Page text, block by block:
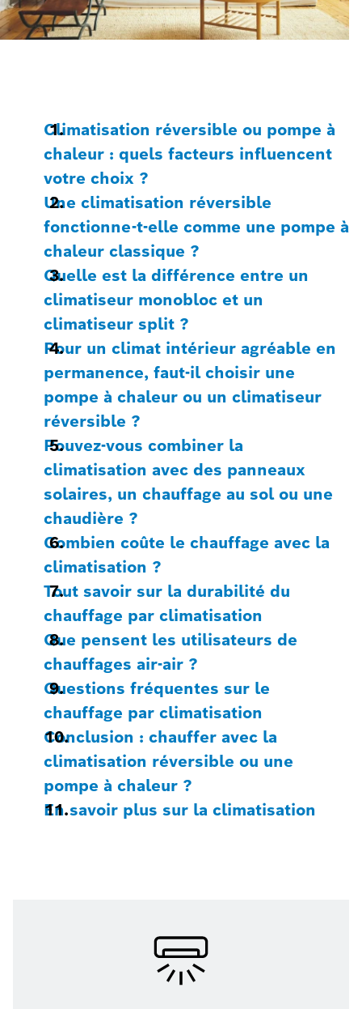
Climatisation réversible ou pompe à
chaleur : quels facteurs influencent
votre choix ?
Une climatisation réversible
fonctionne-t-elle comme une pompe à
chaleur classique ?
Quelle est la différence entre un
climatiseur monobloc et un
climatiseur split ?
Pour un climat intérieur agréable en
permanence, faut-il choisir une
pompe à chaleur ou un climatiseur
réversible ?
Pouvez-vous combiner la
climatisation avec des panneaux
solaires, un chauffage au sol ou une
chaudière ?
Combien coûte le chauffage avec la
climatisation ?
Tout savoir sur la durabilité du
chauffage par climatisation
Que pensent les utilisateurs de
chauffages air-air ?
Questions fréquentes sur le
chauffage par climatisation
Conclusion : chauffer avec la
climatisation réversible ou une
pompe à chaleur ?
En savoir plus sur la climatisation